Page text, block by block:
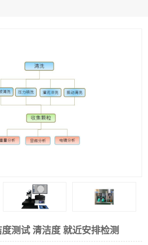
测试 清洁度 就近安排检测